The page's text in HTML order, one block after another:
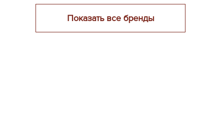
Показать все бренды